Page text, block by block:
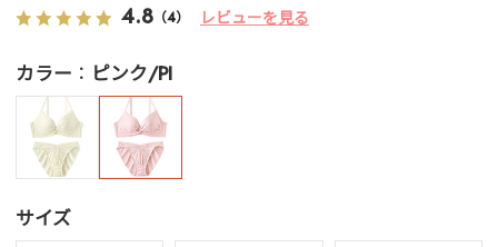
4.8 （4） レビューを見る
カラー ピンク/PI
サイズ